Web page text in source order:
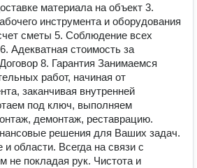
материала на объект 3.
инструмента и оборудования
сметы 5. Соблюдение всех
Адекватная стоимость за
8. Гарантия Занимаемся
работ, начиная от
заканчивая внутренней
под ключ, выполняем
демонтаж, реставрацию.
решения для Ваших задач.
области. Всегда на связи с
не покладая рук. Чистота и